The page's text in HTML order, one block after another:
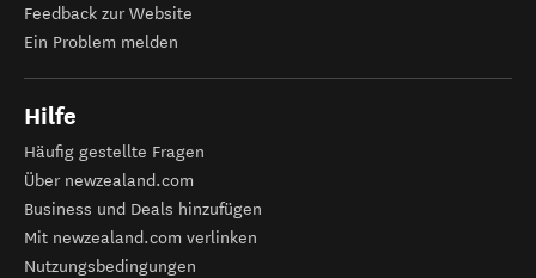
Feedback zur Website
Ein Problem melden
Hilfe
Häufig gestellte Fragen
Über newzealand.com
Business und Deals hinzufügen
Mit newzealand.com verlinken
Nutzungsbedingungen